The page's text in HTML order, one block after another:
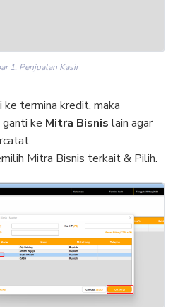
1. Penjualan Kasir
ke termina kredit, maka
ke Mitra Bisnis lain agar
Mitra Bisnis terkait & Pilih.